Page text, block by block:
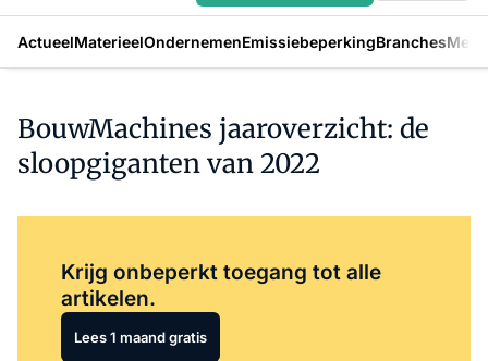
ActueelMaterieelOndernemenEmissiebeperkingBranches
BouwMachines jaaroverzicht: de
sloopgiganten van 2022
Krijg onbeperkt toegang tot alle
artikelen.
Lees 1 maand gratis